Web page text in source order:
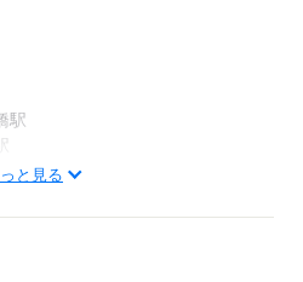
いる方も続出！？
する
！
だきます♪
す
駅
駅
、青葉区・泉区・宮城野区・太白
と見る